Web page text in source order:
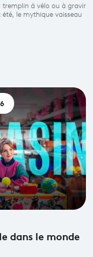
tremplin à vélo ou à gravir
le mythique vaisseau
dans le monde